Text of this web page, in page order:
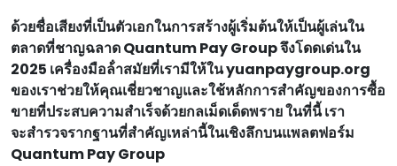
ด้วยชื่อเสียงที่เป็นตัวเอกในการสร้างผู้เริ่มต้นให้เป็นผู้เล่นใน
ตลาดที่ชาญฉลาด Quantum Pay Group จึงโดดเด่นใน
2025 เครื่องมือล้ําสมัยที่เรามีให้ใน yuanpaygroup.org
ของเราช่วยให้คุณเชี่ยวชาญและใช้หลักการสําคัญของการซื้อ
ขายที่ประสบความสําเร็จด้วยกลเม็ดเด็ดพราย ในที่นี้ เรา
จะสํารวจรากฐานที่สําคัญเหล่านี้ในเชิงลึกบนแพลตฟอร์ม
Quantum Pay Group